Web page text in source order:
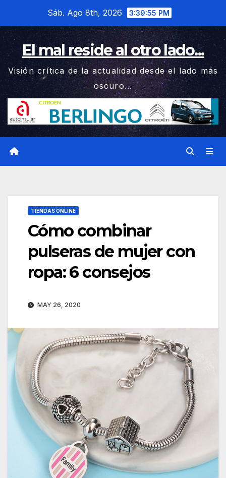
contenido
Sáb. Ago 8th, 2026 3:39:56 PM
El mal reside al otro lado...
Visión crítica de la actualidad desde el lado más
oscuro...
TIENDAS ONLINE
Cómo combinar
pulseras de mujer con
ropa: 6 consejos
MAY 26, 2020